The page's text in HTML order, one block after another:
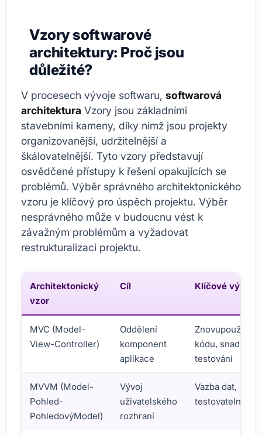
Vzory softwarové
architektury: Proč jsou
důležité?
V procesech vývoje softwaru, softwarová
architektura Vzory jsou základními
stavebními kameny, díky nimž jsou projekty
organizovanější, udržitelnější a
škálovatelnější. Tyto vzory představují
osvědčené přístupy k řešení opakujících se
problémů. Výběr správného architektonického
vzoru je klíčový pro úspěch projektu. Výběr
nesprávného může v budoucnu vést k
závažným problémům a vyžadovat
restrukturalizaci projektu.
Architektonický
vzor
Cíl Klíčové výhody
MVC (Model-
View-Controller)
Oddělení
komponent
aplikace
kódu, snadné
testování
MVVM (Model-
Pohled-
PohledovýModel)
Vývoj
uživatelského
rozhraní
Vazba dat,
testovatelnost